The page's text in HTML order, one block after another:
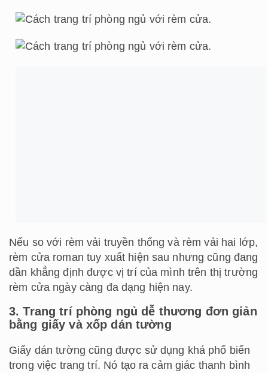
Nếu so với rèm vải truyền thống và rèm vải hai lớp,
rèm cửa roman tuy xuất hiện sau nhưng cũng đang
dần khẳng định được vị trí của mình trên thị trường
rèm cửa ngày càng đa dạng hiện nay.
3. Trang trí phòng ngủ dễ thương đơn giản
bằng giấy và xốp dán tường
Giấy dán tường cũng được sử dụng khá phổ biến
trong việc trang trí. Nó tạo ra cảm giác thanh bình